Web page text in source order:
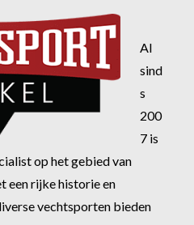
Al
sind
s
200
7 is
op het gebied van
een rijke historie en
vechtsporten bieden